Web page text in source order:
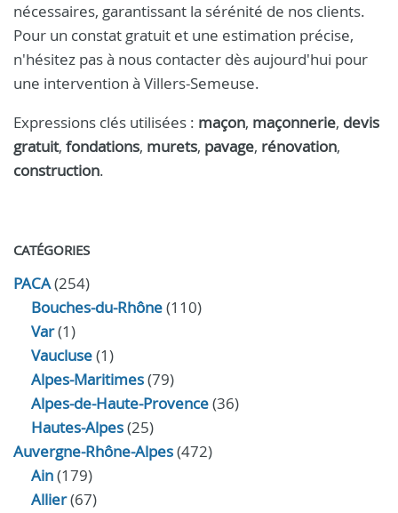
nécessaires, garantissant la sérénité de nos clients.
Pour un constat gratuit et une estimation précise,
n'hésitez pas à nous contacter dès aujourd'hui pour
une intervention à Villers-Semeuse.
Expressions clés utilisées : maçon, maçonnerie, devis
gratuit, fondations, murets, pavage, rénovation,
construction.
CATÉGORIES
PACA(254)
Bouches-du-Rhône(110)
Var(1)
Vaucluse(1)
Alpes-Maritimes(79)
Alpes-de-Haute-Provence(36)
Hautes-Alpes(25)
Auvergne-Rhône-Alpes(472)
Ain(179)
Allier(67)